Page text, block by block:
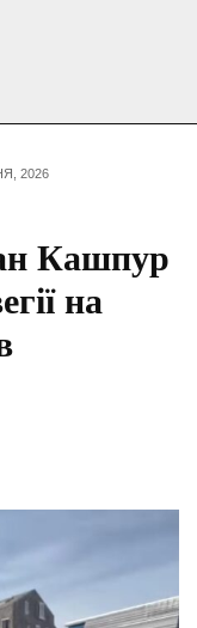
2026
Кашпур
на